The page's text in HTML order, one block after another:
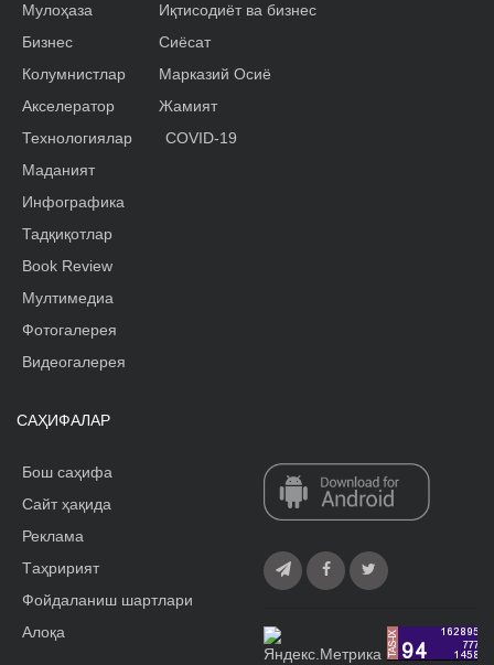
Мулоҳаза
Бизнес
Колумнистлар
Акселератор
Иқтисодиёт ва бизнес
Сиёсат
Марказий Осиё
Жамият
Технологиялар
Маданият
Инфографика
Тадқиқотлар
Book Review
Мултимедиа
Фотогалерея
Видеогалерея
COVID-19
САҲИФАЛАР
Бош саҳифа
Сайт ҳақида
Реклама
Tаҳририят
Фойдаланиш шартлари
Алоқа